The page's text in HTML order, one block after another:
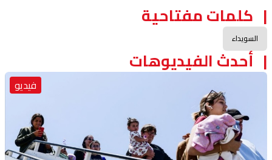
كلمات مفتاحية
السويداء
أحدث الفيديوهات
فيديو